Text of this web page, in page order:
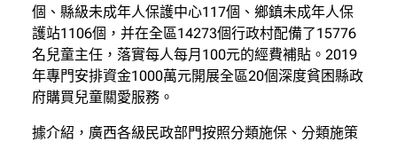
個、縣級未成年人保護中心117個、鄉鎮未成年人保
護站1106個，并在全區14273個行政村配備了15776
名兒童主任，落實每人每月100元的經費補貼。2019
年專門安排資金1000萬元開展全區20個深度貧困縣政
府購買兒童關愛服務。
據介紹，廣西各級民政部門按照分類施保、分類施策